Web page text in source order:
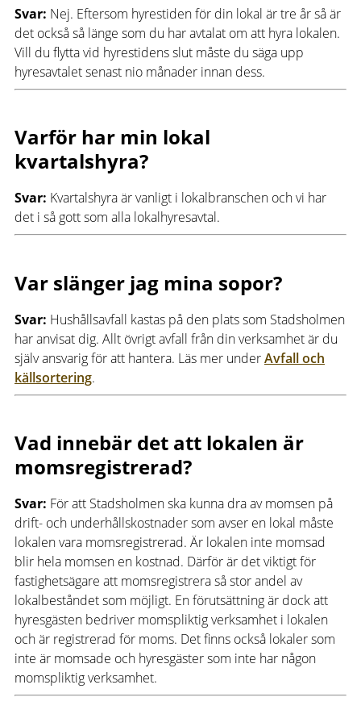
Svar: Nej. Eftersom hyrestiden för din lokal är tre år så är
det också så länge som du har avtalat om att hyra lokalen.
Vill du flytta vid hyrestidens slut måste du säga upp
hyresavtalet senast nio månader innan dess.
Varför har min lokal
kvartalshyra?
Svar: Kvartalshyra är vanligt i lokalbranschen och vi har
det i så gott som alla lokalhyresavtal.
Var slänger jag mina sopor?
Svar: Hushållsavfall kastas på den plats som Stadsholmen
har anvisat dig. Allt övrigt avfall från din verksamhet är du
själv ansvarig för att hantera. Läs mer underAvfall och
källsortering.
Vad innebär det att lokalen är
momsregistrerad?
Svar: För att Stadsholmen ska kunna dra av momsen på
drift- och underhållskostnader som avser en lokal måste
lokalen vara momsregistrerad. Är lokalen inte momsad
blir hela momsen en kostnad. Därför är det viktigt för
fastighetsägare att momsregistrera så stor andel av
lokalbeståndet som möjligt. En förutsättning är dock att
hyresgästen bedriver momspliktig verksamhet i lokalen
och är registrerad för moms. Det finns också lokaler som
inte är momsade och hyresgäster som inte har någon
momspliktig verksamhet.